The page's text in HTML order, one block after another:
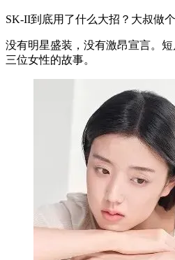
SK-II到底用了什么大招？大叔做个
没有明星盛装，没有激昂宣言。
三位女性的故事。